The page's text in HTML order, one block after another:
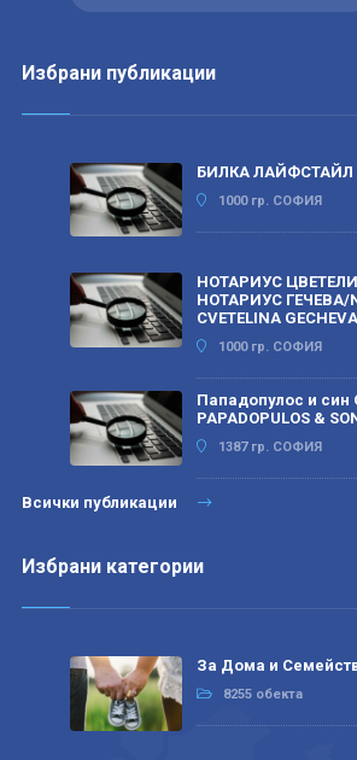
Избрани публикации
БИЛКА ЛАЙФСТАЙЛ
1000 гр. СОФИЯ
НОТАРИУС
НОТАРИУС ГЕЧЕВА/
CVETELINA GECHEVA
1000 гр. СОФИЯ
Пападопулос и
PAPADOPULOS &
1387 гр. СОФИЯ
Всички публикации
Избрани категории
За Дома и
8255 обекта